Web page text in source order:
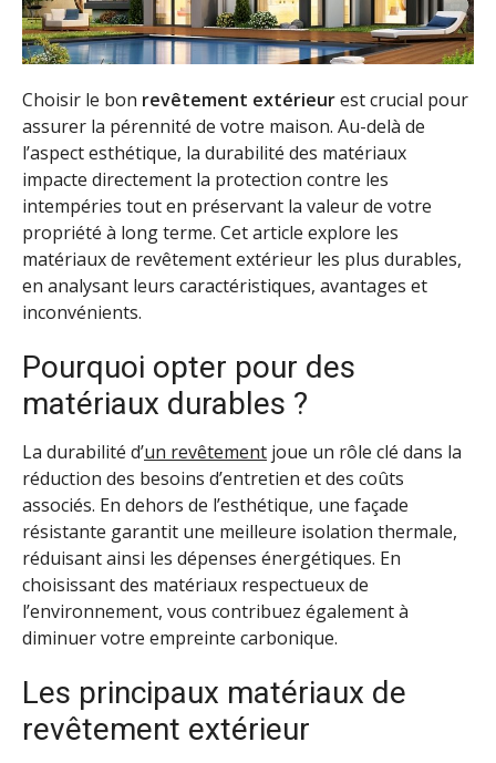
Choisir le bon revêtement extérieurest crucial pour
assurer la pérennité de votre maison. Au-delà de
l’aspect esthétique, la durabilité des matériaux
impacte directement la protection contre les
intempéries tout en préservant la valeur de votre
propriété à long terme. Cet article explore les
matériaux de revêtement extérieur les plus durables,
en analysant leurs caractéristiques, avantages et
inconvénients.
Pourquoi opter pour des
matériaux durables ?
La durabilité d’un revêtement joue un rôle clé dans la
réduction des besoins d’entretien et des coûts
associés. En dehors de l’esthétique, une façade
résistante garantit une meilleure isolation thermale,
réduisant ainsi les dépenses énergétiques. En
choisissant des matériaux respectueux de
l’environnement, vous contribuez également à
diminuer votre empreinte carbonique.
Les principaux matériaux de
revêtement extérieur